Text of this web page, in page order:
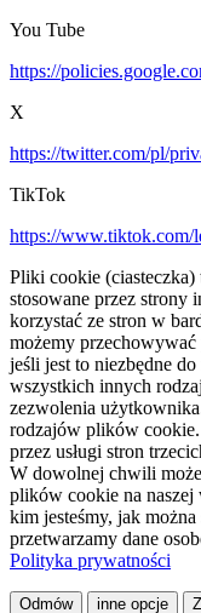
You Tube
https://
X
https://twitter.com/pl/
TikTok
https://www.tiktok.com/
Pliki cookie (ciasteczka)
stosowane przez strony
korzystać ze stron w
możemy
jeśli jest to niezbędne
wszystkich innych
zezwolenia
rodzajów plików
przez usługi stron
W dowolnej chwili
plików cookie na naszej
kim jesteśmy, jak
przetwarzamy dane
Polityka prywatności
Odmów inne opcje